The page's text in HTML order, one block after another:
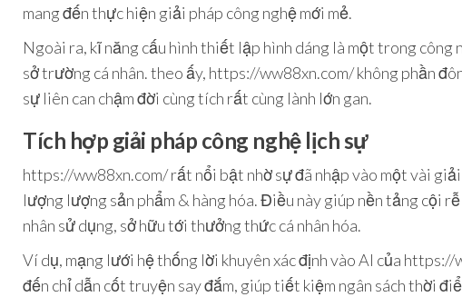
mang đến thực hiện giải pháp công nghệ mới mẻ.
Ngoài ra, kĩ năng cấu hình thiết lập hình dáng là một trong
sở trường cá nhân. theo ấy, https://ww88xn.com/ không phần
sự liên can chậm đời cùng tích rất cùng lành lớn gan.
Tích hợp giải pháp công nghệ lịch sự
https://ww88xn.com/ rất nổi bật nhờ sự đã nhập vào một vài
lượng lượng sản phẩm & hàng hóa. Điều này giúp nền tảng cội
nhân sử dụng, sở hữu tới thưởng thức cá nhân hóa.
Ví dụ, mạng lưới hệ thống lời khuyên xác định vào AI của
đến chỉ dẫn cốt truyện say đắm, giúp tiết kiệm ngân sách thời